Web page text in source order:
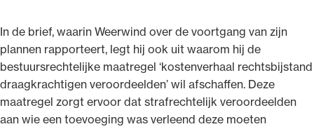
In de brief, waarin Weerwind over de voortgang van zijn
plannen rapporteert, legt hij ook uit waarom hij de
bestuursrechtelijke maatregel ‘kostenverhaal rechtsbijstand
draagkrachtigen veroordeelden’ wil afschaffen. Deze
maatregel zorgt ervoor dat strafrechtelijk veroordeelden
aan wie een toevoeging was verleend deze moeten